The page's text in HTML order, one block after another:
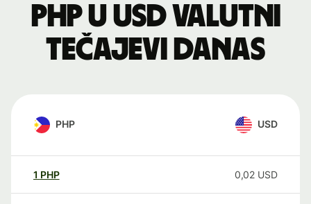
PHP u USD valutni
tečajevi danas
PHP USD
1 PHP 0,02 USD